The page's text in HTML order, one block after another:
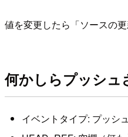
値を変更したら「ソースの
何かしらプッシュ
イベントタイプ: プッシュ